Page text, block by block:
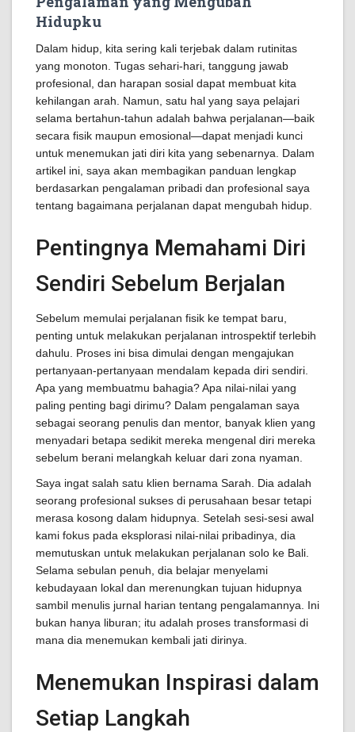
Hidupku
Dalam hidup, kita sering kali terjebak dalam rutinitas
yang monoton. Tugas sehari-hari, tanggung jawab
profesional, dan harapan sosial dapat membuat kita
kehilangan arah. Namun, satu hal yang saya pelajari
selama bertahun-tahun adalah bahwa perjalanan—baik
secara fisik maupun emosional—dapat menjadi kunci
untuk menemukan jati diri kita yang sebenarnya. Dalam
artikel ini, saya akan membagikan panduan lengkap
berdasarkan pengalaman pribadi dan profesional saya
tentang bagaimana perjalanan dapat mengubah hidup.
Pentingnya Memahami Diri
Sendiri Sebelum Berjalan
Sebelum memulai perjalanan fisik ke tempat baru,
penting untuk melakukan perjalanan introspektif terlebih
dahulu. Proses ini bisa dimulai dengan mengajukan
pertanyaan-pertanyaan mendalam kepada diri sendiri.
Apa yang membuatmu bahagia? Apa nilai-nilai yang
paling penting bagi dirimu? Dalam pengalaman saya
sebagai seorang penulis dan mentor, banyak klien yang
menyadari betapa sedikit mereka mengenal diri mereka
sebelum berani melangkah keluar dari zona nyaman.
Saya ingat salah satu klien bernama Sarah. Dia adalah
seorang profesional sukses di perusahaan besar tetapi
merasa kosong dalam hidupnya. Setelah sesi-sesi awal
kami fokus pada eksplorasi nilai-nilai pribadinya, dia
memutuskan untuk melakukan perjalanan solo ke Bali.
Selama sebulan penuh, dia belajar menyelami
kebudayaan lokal dan merenungkan tujuan hidupnya
sambil menulis jurnal harian tentang pengalamannya. Ini
bukan hanya liburan; itu adalah proses transformasi di
mana dia menemukan kembali jati dirinya.
Menemukan Inspirasi dalam
Setiap Langkah